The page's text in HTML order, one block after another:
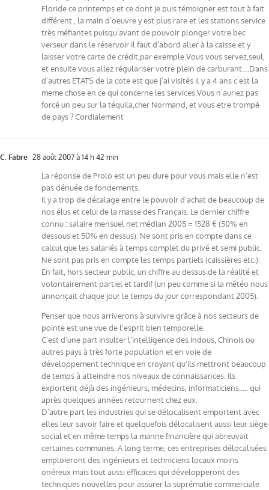
Floride ce printemps et ce dont je puis témoigner est tout à fait
différent , la main d’oeuvre y est plus rare et les stations service
très méfiantes puisqu’avant de pouvoir plonger votre bec
verseur dans le réservoir il faut d’abord aller à la caisse et y
laisser votre carte de crédit,par exemple.Vous vous servez,seul,
et ensuite vous allez régulariser votre plein de carburant….Dans
d’autres ETATS de la cote est que j’ai visités il y a 4 ans c’est la
meme chose en ce qui concerne les services.Vous n’auriez pas
forcé un peu sur la téquila,cher Normand, et vous etre trompé
de pays ? Cordialement
C. Fabre 28 août 2007 à 14 h 42 min
La réponse de Prolo est un peu dure pour vous mais elle n’est
pas dénuée de fondements.
Il y a trop de décalage entre le pouvoir d’achat de beaucoup de
nos élus et celui de la masse des Français. Le dernier chiffre
connu : salaire mensuel net médian 2005 = 1528 € (50% en
dessous et 50% en dessus). Ne sont pris en compte dans ce
calcul que les salariés à temps complet du privé et semi public.
Ne sont pas pris en compte les temps partiels (caissières etc.).
En fait, hors secteur public, un chiffre au dessus de la réalité et
volontairement partiel et tardif (un peu comme si la météo nous
annonçait chaque jour le temps du jour correspondant 2005).
Penser que nous arriverons à survivre grâce à nos secteurs de
pointe est une vue de l’esprit bien temporelle.
C’est d’une part insulter l’intelligence des Indous, Chinois ou
autres pays à très forte population et en voie de
développement technique en croyant qu’ils mettront beaucoup
de temps à atteindre nos niveaux de connaissances. Ils
exportent déjà des ingénieurs, médecins, informaticiens….. qui
après quelques années retournent chez eux.
D’autre part les industries qui se délocalisent emportent avec
elles leur savoir faire et quelquefois délocalisent aussi leur siège
social et en même temps la manne financière qui abreuvait
certaines communes. A long terme, ces entreprises délocalisées
emploieront des ingénieurs et techniciens locaux moins
onéreux mais tout aussi efficaces qui développeront des
techniques nouvelles pour assurer la suprématie commerciale